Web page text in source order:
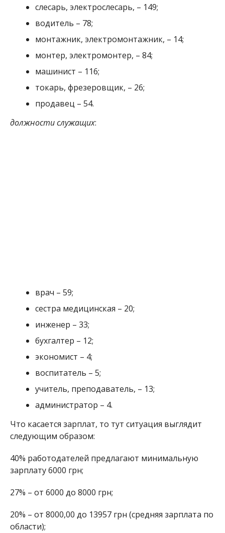
слесарь, электрослесарь, – 149;
водитель – 78;
монтажник, электромонтажник, – 14;
монтер, электромонтер, – 84;
машинист – 116;
токарь, фрезеровщик, – 26;
продавец – 54.
должности служащих:
врач – 59;
сестра медицинская – 20;
инженер – 33;
бухгалтер – 12;
экономист – 4;
воспитатель – 5;
учитель, преподаватель, – 13;
администратор – 4.
Что касается зарплат, то тут ситуация выглядит
следующим образом:
40% работодателей предлагают минимальную
зарплату 6000 грн;
27% – от 6000 до 8000 грн;
20% – от 8000,00 до 13957 грн (средняя зарплата по
области);